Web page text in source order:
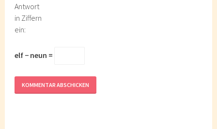
Antwort
in Ziffern
ein:
elf − neun =